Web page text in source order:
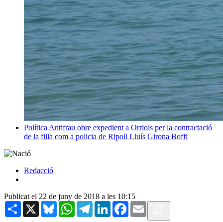
Política Antifrau obre expedient a Orriols per la contractació
de la filla com a policia de Ripoll Lluís Girona Boffi
Redacció
Publicat el 22 de juny de 2018 a les 10:15
Share X BlueskyWhatsAppTelegramLinkedInFacebook
Email